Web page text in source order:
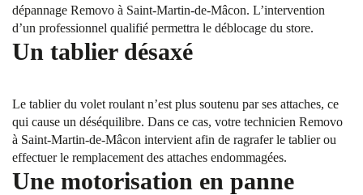
dépannage Removo à Saint-Martin-de-Mâcon. L’intervention
d’un professionnel qualifié permettra le déblocage du store.
Un tablier désaxé
Le tablier du volet roulant n’est plus soutenu par ses attaches, ce
qui cause un déséquilibre. Dans ce cas, votre technicien Removo
à Saint-Martin-de-Mâcon intervient afin de ragrafer le tablier ou
effectuer le remplacement des attaches endommagées.
Une motorisation en panne